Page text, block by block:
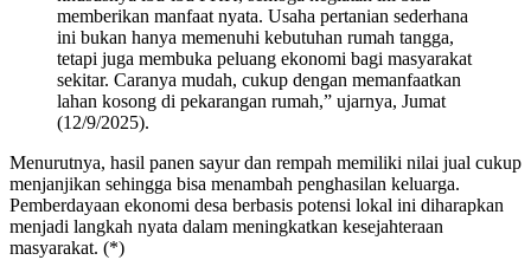
memberikan manfaat nyata. Usaha pertanian sederhana
ini bukan hanya memenuhi kebutuhan rumah tangga,
tetapi juga membuka peluang ekonomi bagi masyarakat
sekitar. Caranya mudah, cukup dengan memanfaatkan
lahan kosong di pekarangan rumah,” ujarnya, Jumat
(12/9/2025).
Menurutnya, hasil panen sayur dan rempah memiliki nilai jual cukup
menjanjikan sehingga bisa menambah penghasilan keluarga.
Pemberdayaan ekonomi desa berbasis potensi lokal ini diharapkan
menjadi langkah nyata dalam meningkatkan kesejahteraan
masyarakat. (*)